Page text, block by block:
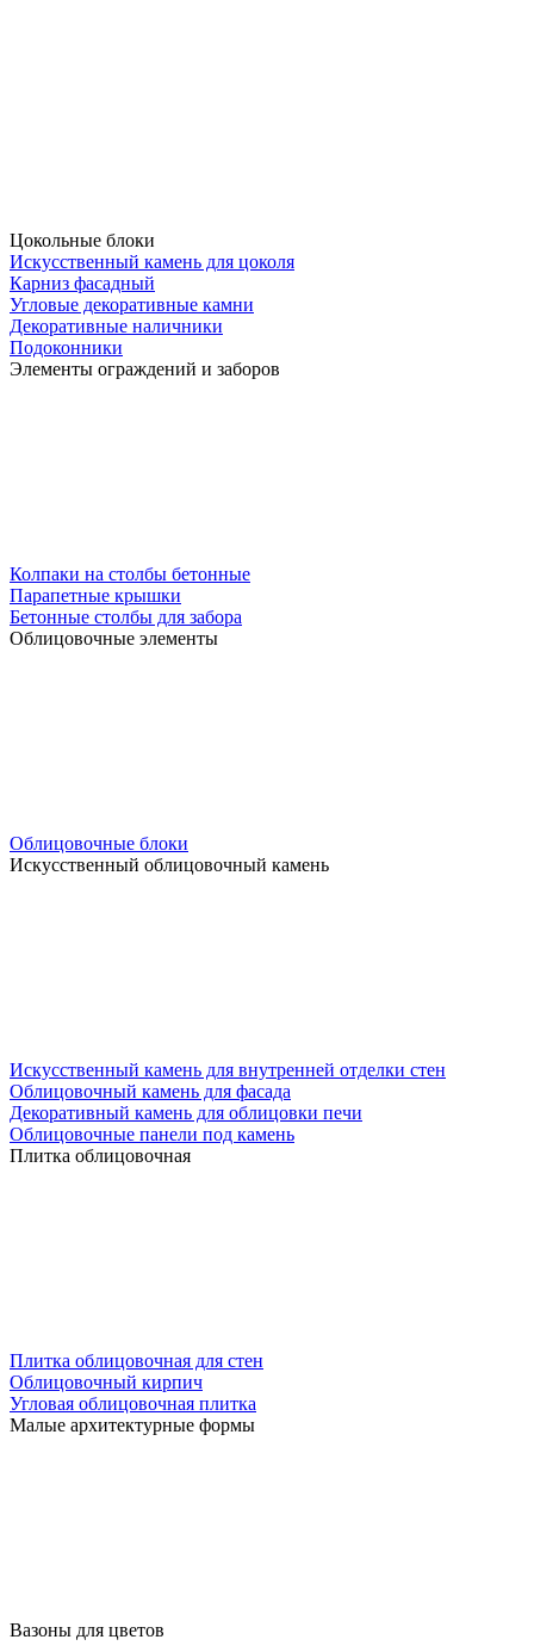
Цокольные блоки
Искусственный камень для цоколя
Карниз фасадный
Угловые декоративные камни
Декоративные наличники
Подоконники
Элементы ограждений и заборов
Колпаки на столбы бетонные
Парапетные крышки
Бетонные столбы для забора
Облицовочные элементы
Облицовочные блоки
Искусственный облицовочный камень
Искусственный камень для внутренней отделки стен
Облицовочный камень для фасада
Декоративный камень для облицовки печи
Облицовочные панели под камень
Плитка облицовочная
Плитка облицовочная для стен
Облицовочный кирпич
Угловая облицовочная плитка
Малые архитектурные формы
Вазоны для цветов